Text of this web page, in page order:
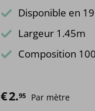
Disponible en
Largeur 1.45m
Composition
€2.95 Par mètre